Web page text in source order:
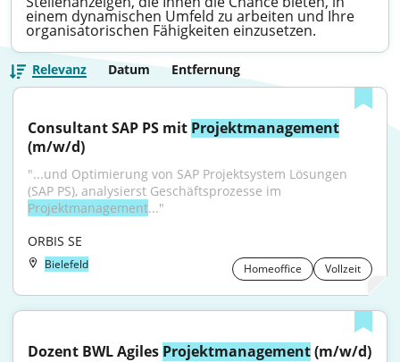
einem dynamischen Umfeld zu arbeiten und Ihre
organisatorischen Fähigkeiten einzusetzen.
Relevanz Datum Entfernung
Consultant SAP PS mit Projektmanagement
(m/w/d)
"...und Optimierung von SAP Projektsystem Lösungen
Projektmanagement..."
ORBIS SE
Bielefeld Homeoffice Vollzeit
Dozent BWL Agiles Projektmanagement (m/w/d)